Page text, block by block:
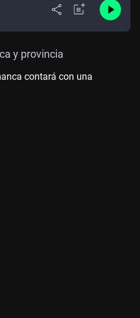
y provincia
contará con una